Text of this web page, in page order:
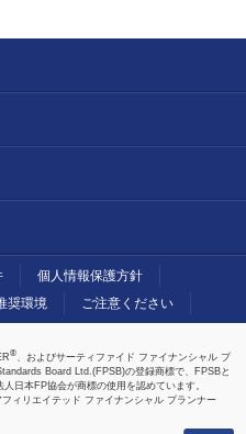
個人情報保護方針
奨環境 ご注意ください
®、およびサーティファイド ファイナンシャル プ
Board Ltd.(FPSB)の登録商標で、FPSBと
日本FP協会が商標の使用を認めています。
ィリエイテッド ファイナンシャル プランナー